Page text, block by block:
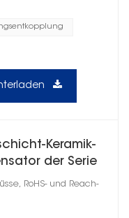
Keramik-
der Serie
RoHS- und Reach-